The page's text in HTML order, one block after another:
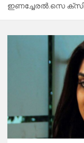
ഇണച്ചേരൽ.സെ